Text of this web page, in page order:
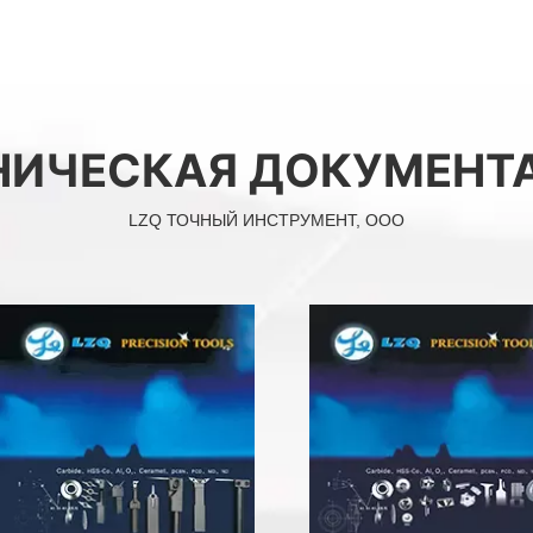
LZQ ТОЧНЫЙ ИНСТРУМЕНТ, ООО